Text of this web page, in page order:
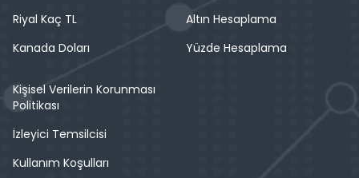
Riyal Kaç TL
Kanada Doları
Altın Hesaplama
Yüzde Hesaplama
Kişisel Verilerin Korunması
Politikası
İzleyici Temsilcisi
Kullanım Koşulları